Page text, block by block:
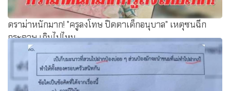
ดราม่าหนักมาก! "ครูลงโทษ ปิดตาเด็กอนุบาล" เหตุซนฉีก
กระดาษ เกินไปไหม....